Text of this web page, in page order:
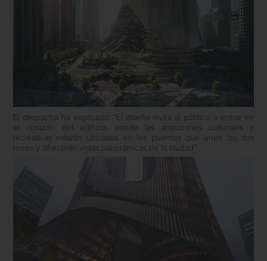
El despacho ha explicado: “El diseño invita al público a entrar en
el corazón del edificio, donde las atracciones culturales y
recreativas estarán ubicadas en los puentes que unen las dos
torres y ofrecerán vistas panorámicas de la ciudad”